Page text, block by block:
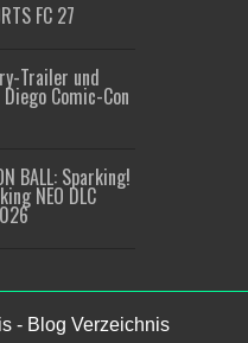
FC 27
Trailer und
Comic-Con
BALL: Sparking!
NEO DLC